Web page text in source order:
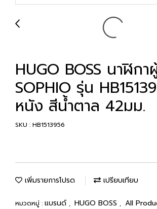
HUGO BOSS นาฬิกา
SOPHIO รุ่น
หนัง สีน้ำตาล 42มม.
SKU : HB1513956
เพิ่มรายการโปรด เปรียบเทียบ
หมวดหมู่ : แบรนด์ , HUGO BOSS , All